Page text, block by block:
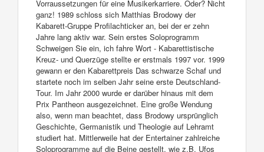
Vorraussetzungen für eine Musikerkarriere. Oder? Nicht
ganz! 1989 schloss sich Matthias Brodowy der
Kabarett-Gruppe Profilachticker an, bei der er zehn
Jahre lang aktiv war. Sein erstes Soloprogramm
Schweigen Sie ein, ich fahre Wort - Kabarettistische
Kreuz- und Querzüge stellte er erstmals 1997 vor. 1999
gewann er den Kabarettpreis Das schwarze Schaf und
startete noch im selben Jahr seine erste Deutschland-
Tour. Im Jahr 2000 wurde er darüber hinaus mit dem
Prix Pantheon ausgezeichnet. Eine große Wendung
also, wenn man beachtet, dass Brodowy ursprünglich
Geschichte, Germanistik und Theologie auf Lehramt
studiert hat. Mittlerweile hat der Entertainer zahlreiche
Soloprogramme auf die Beine gestellt, wie z.B. Ufos